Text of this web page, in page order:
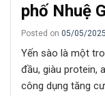
phố Nhuệ
Posted on 05/05/2025
Yến sào là một
đầu, giàu protein,
công dụng tăng